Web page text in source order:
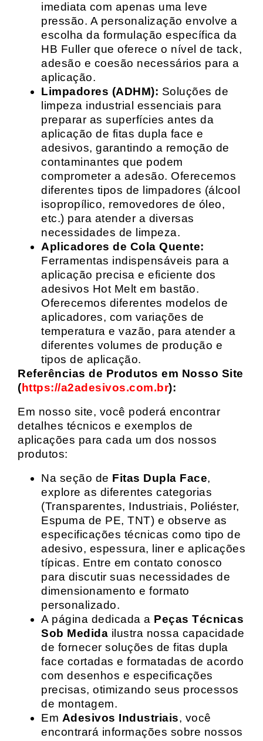
imediata com apenas uma leve
pressão. A personalização envolve a
escolha da formulação específica da
HB Fuller que oferece o nível de tack,
adesão e coesão necessários para a
aplicação.
Limpadores (ADHM): Soluções de
limpeza industrial essenciais para
preparar as superfícies antes da
aplicação de fitas dupla face e
adesivos, garantindo a remoção de
contaminantes que podem
comprometer a adesão. Oferecemos
diferentes tipos de limpadores (álcool
isopropílico, removedores de óleo,
etc.) para atender a diversas
necessidades de limpeza.
Aplicadores de Cola Quente:
Ferramentas indispensáveis para a
aplicação precisa e eficiente dos
adesivos Hot Melt em bastão.
Oferecemos diferentes modelos de
aplicadores, com variações de
temperatura e vazão, para atender a
diferentes volumes de produção e
tipos de aplicação.
Referências de Produtos em Nosso Site
(https://a2adesivos.com.br):
Em nosso site, você poderá encontrar
detalhes técnicos e exemplos de
aplicações para cada um dos nossos
produtos:
Na seção de Fitas Dupla Face,
explore as diferentes categorias
(Transparentes, Industriais, Poliéster,
Espuma de PE, TNT) e observe as
especificações técnicas como tipo de
adesivo, espessura, liner e aplicações
típicas. Entre em contato conosco
para discutir suas necessidades de
dimensionamento e formato
personalizado.
A página dedicada a Peças Técnicas
Sob Medida ilustra nossa capacidade
de fornecer soluções de fitas dupla
face cortadas e formatadas de acordo
com desenhos e especificações
precisas, otimizando seus processos
de montagem.
Em Adesivos Industriais, você
encontrará informações sobre nossos